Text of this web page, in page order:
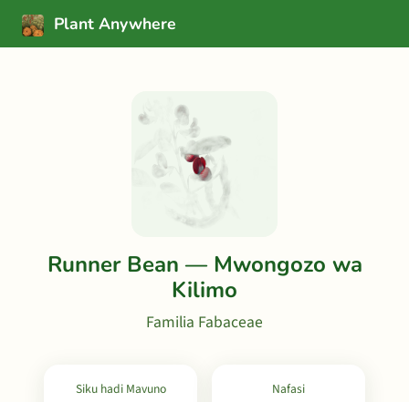
Plant Anywhere
Runner Bean — Mwongozo wa
Kilimo
Familia Fabaceae
Siku hadi Mavuno Nafasi